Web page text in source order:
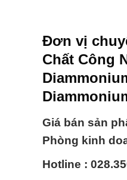
Đơn vị
Chất Công
Giá bán sản
Phòng kinh
Hotline :